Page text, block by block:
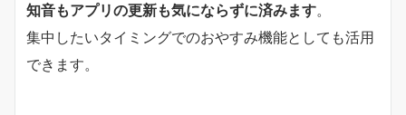
知音もアプリの更新も気にならずに済みます。
集中したいタイミングでのおやすみ機能としても活用
できます。